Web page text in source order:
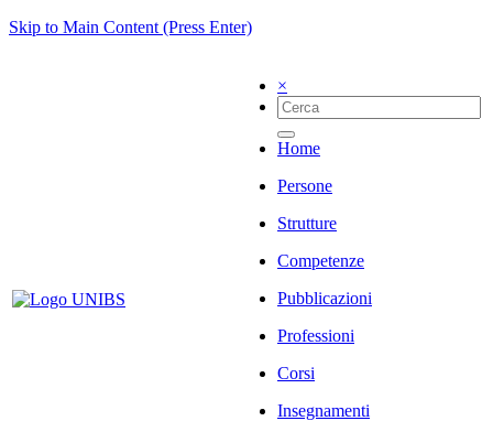
Skip to Main Content (Press Enter)
×
Home
Persone
Strutture
Competenze
Pubblicazioni
Professioni
Corsi
Insegnamenti